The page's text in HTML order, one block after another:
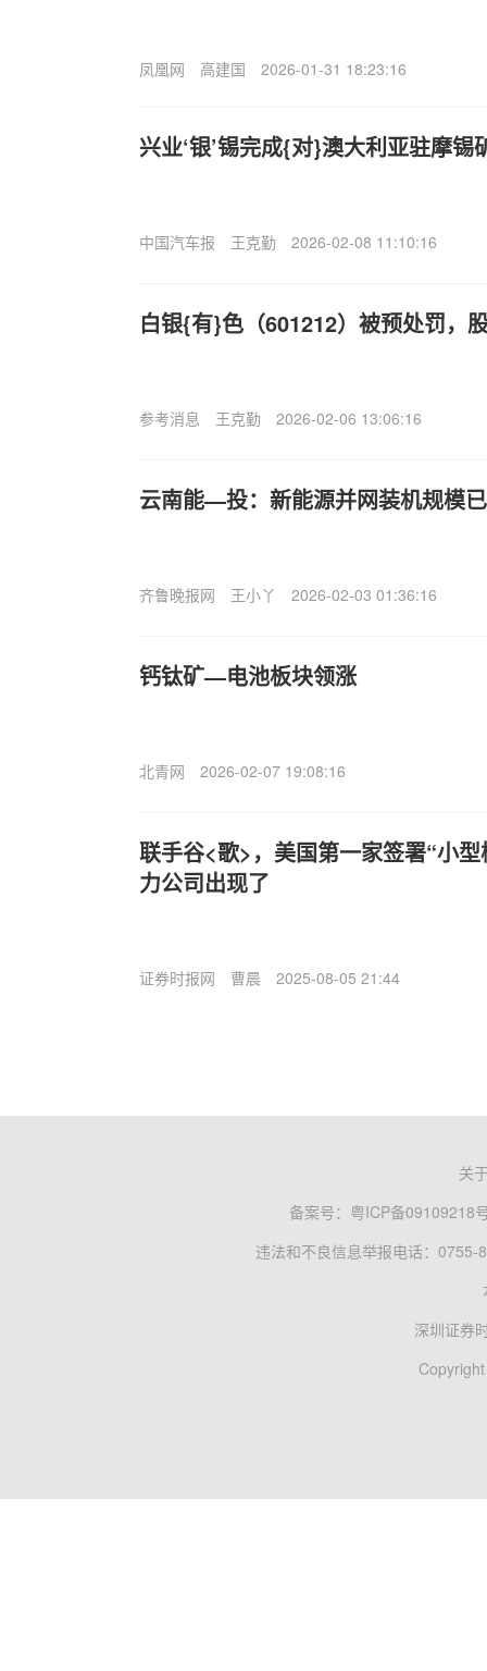
凤凰网 高建国 2026-01-31 18:23:16
兴业‘银’锡完成{对}澳大利亚驻摩锡
中国汽车报 王克勤 2026-02-08 11:10:16
白银{有}色（601212）被预处罚，
参考消息 王克勤 2026-02-06 13:06:16
云南能—投：新能源并网装机规模
齐鲁晚报网 王小丫 2026-02-03 01:36:16
钙钛矿—电池板块领涨
北青网 2026-02-07 19:08:16
联手谷<歌>，美国第一家签署“小
力公司出现了
证券时报网 曹晨 2025-08-05 21:44
关
备案号： 粤ICP备09109218
违法和不良信息举报电话：0755-
深圳证券